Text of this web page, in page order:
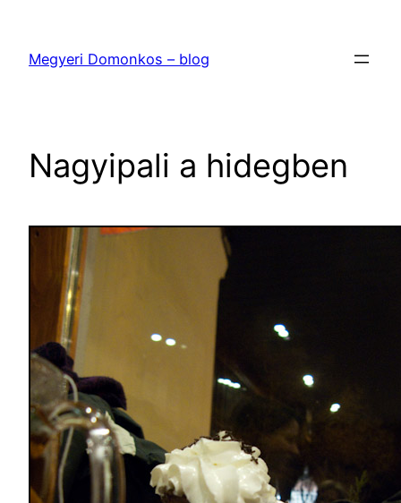
tartalomhoz
Megyeri Domonkos – blog
Nagyipali a hidegben